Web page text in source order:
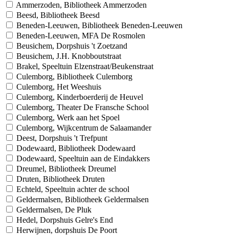
Ammerzoden, Bibliotheek Ammerzoden
Beesd, Bibliotheek Beesd
Beneden-Leeuwen, Bibliotheek Beneden-Leeuwen
Beneden-Leeuwen, MFA De Rosmolen
Beusichem, Dorpshuis 't Zoetzand
Beusichem, J.H. Knobboutstraat
Brakel, Speeltuin Elzenstraat/Beukenstraat
Culemborg, Bibliotheek Culemborg
Culemborg, Het Weeshuis
Culemborg, Kinderboerderij de Heuvel
Culemborg, Theater De Fransche School
Culemborg, Werk aan het Spoel
Culemborg, Wijkcentrum de Salaamander
Deest, Dorpshuis 't Trefpunt
Dodewaard, Bibliotheek Dodewaard
Dodewaard, Speeltuin aan de Eindakkers
Dreumel, Bibliotheek Dreumel
Druten, Bibliotheek Druten
Echteld, Speeltuin achter de school
Geldermalsen, Bibliotheek Geldermalsen
Geldermalsen, De Pluk
Hedel, Dorpshuis Gelre's End
Herwijnen, dorpshuis De Poort